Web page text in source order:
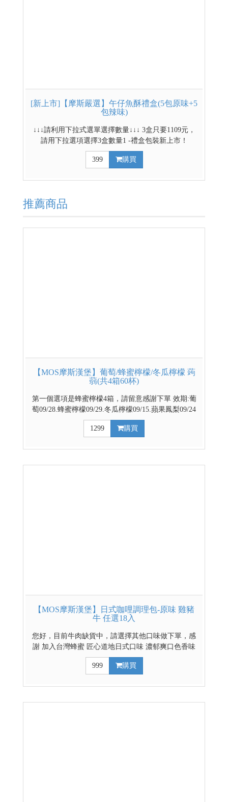
[新上市]【摩斯嚴選】午仔魚酥禮盒(5包原味+5
包辣味)
↓↓↓請利用下拉式選單選擇數量↓↓↓ 3盒只要1109元，
請用下拉選項選擇3盒數量1 -禮盒包裝新上市！
-20g*10包/盒(辣味/原味 各五包) -小包裝易食易保存 -
台灣魚肉含肉率最高的魚餅乾(高達50%) -即拆即食，
399 購買
推薦商品
【MOS摩斯漢堡】葡萄/蜂蜜檸檬/冬瓜檸檬 蒟
蒻(共4箱60杯)
第一個選項是蜂蜜檸檬4箱，請留意感謝下單 效期:葡
萄09/28.蜂蜜檸檬09/29.冬瓜檸檬09/15.蘋果鳳梨09/24
官方網路商城 部分優惠與門市不同步，請依賣場實際
公告優惠為主 台灣代表著名水果 餐後解膩好幫手 越
1299 購買
【MOS摩斯漢堡】日式咖哩調理包-原味 雞豬
牛 任選18入
您好，目前牛肉缺貨中，請選擇其他口味做下單，感
謝 加入台灣蜂蜜 匠心道地日式口味 濃郁爽口色香味
俱全 豐富的餡料超滿足 雞豬牛三種選擇 輕鬆煮出好
料理 日式辣味咖哩請點這裡 日式原味混搭辣味咖哩請
999 購買